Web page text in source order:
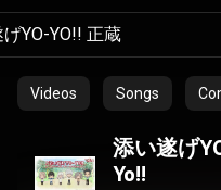
Videos Songs
添い遂げ
Yo!!